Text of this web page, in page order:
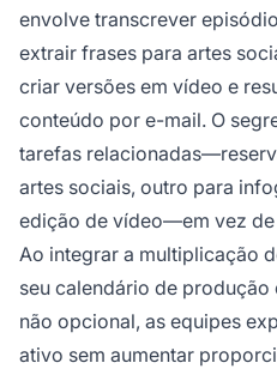
envolve transcrever
extrair frases para artes
criar versões em vídeo e
conteúdo por e-mail. O
tarefas
artes sociais, outro para
edição de vídeo—em vez
Ao integrar a multiplicação
seu calendário de
não opcional, as equipes
ativo sem aumentar